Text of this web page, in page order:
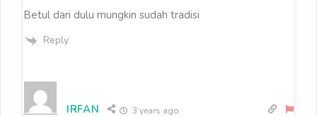
Betul dari dulu mungkin sudah tradisi
Reply
IRFAN 3 years ago